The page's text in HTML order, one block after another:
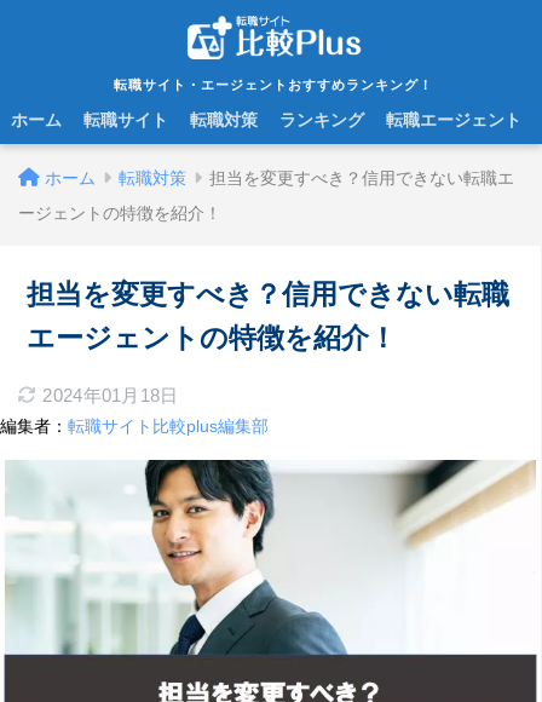
転職サイト・エージェントおすすめランキング！
ホーム 転職サイト 転職対策 ランキング 転職エージェント
ホーム 転職対策
担当を変更すべき？信用できない転職エ
ージェントの特徴を紹介！
担当を変更すべき？信用できない転職
エージェントの特徴を紹介！
2024年01月18日
編集者： 転職サイト比較plus編集部